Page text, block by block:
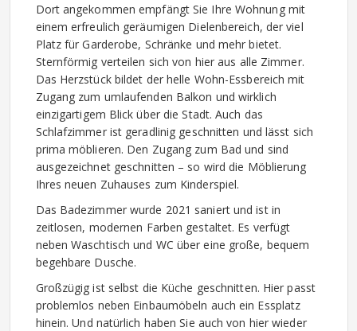
Dort angekommen empfängt Sie Ihre Wohnung mit
einem erfreulich geräumigen Dielenbereich, der viel
Platz für Garderobe, Schränke und mehr bietet.
Sternförmig verteilen sich von hier aus alle Zimmer.
Das Herzstück bildet der helle Wohn-Essbereich mit
Zugang zum umlaufenden Balkon und wirklich
einzigartigem Blick über die Stadt. Auch das
Schlafzimmer ist geradlinig geschnitten und lässt sich
prima möblieren. Den Zugang zum Bad und sind
ausgezeichnet geschnitten – so wird die Möblierung
Ihres neuen Zuhauses zum Kinderspiel.
Das Badezimmer wurde 2021 saniert und ist in
zeitlosen, modernen Farben gestaltet. Es verfügt
neben Waschtisch und WC über eine große, bequem
begehbare Dusche.
Großzügig ist selbst die Küche geschnitten. Hier passt
problemlos neben Einbaumöbeln auch ein Essplatz
hinein. Und natürlich haben Sie auch von hier wieder